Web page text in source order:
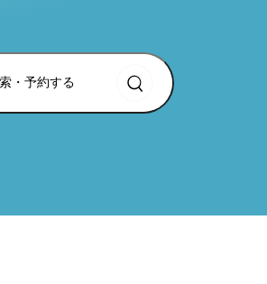
・予約する